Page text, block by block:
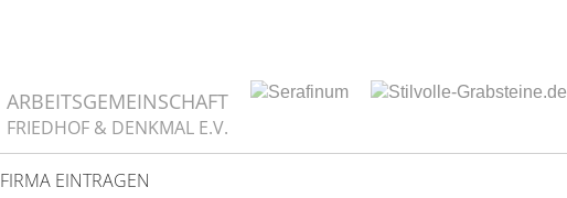
ARBEITSGEMEINSCHAFT
FRIEDHOF & DENKMAL E.V.
FIRMA EINTRAGEN